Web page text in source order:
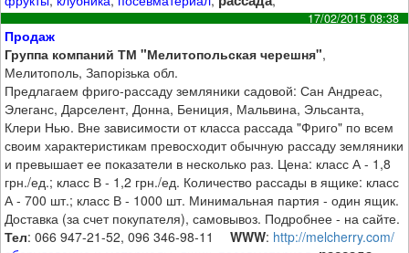
17/02/2015 08:38
Продаж
Группа компаний ТМ "Мелитопольская черешня",
Мелитополь, Запорізька обл.
Предлагаем фриго-рассаду земляники садовой: Сан Андреас,
Элеганс, Дарселент, Донна, Бениция, Мальвина, Эльсанта,
Клери Нью. Вне зависимости от класса рассада "Фриго" по всем
своим характеристикам превосходит обычную рассаду земляники
и превышает ее показатели в несколько раз. Цена: класс А - 1,8
грн./ед.; класс В - 1,2 грн./ед. Количество рассады в ящике: класс
А - 700 шт.; класс В - 1000 шт. Минимальная партия - один ящик.
Доставка (за счет покупателя), самовывоз. Подробнее - на сайте.
Тел: 066 947-21-52, 096 346-98-11 WWW: http://melcherry.com/